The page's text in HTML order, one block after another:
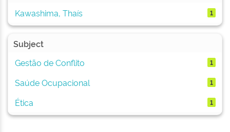
Kawashima, Thaís
1
Subject
Gestão de Conflito
1
Saúde Ocupacional 1
Ética 1